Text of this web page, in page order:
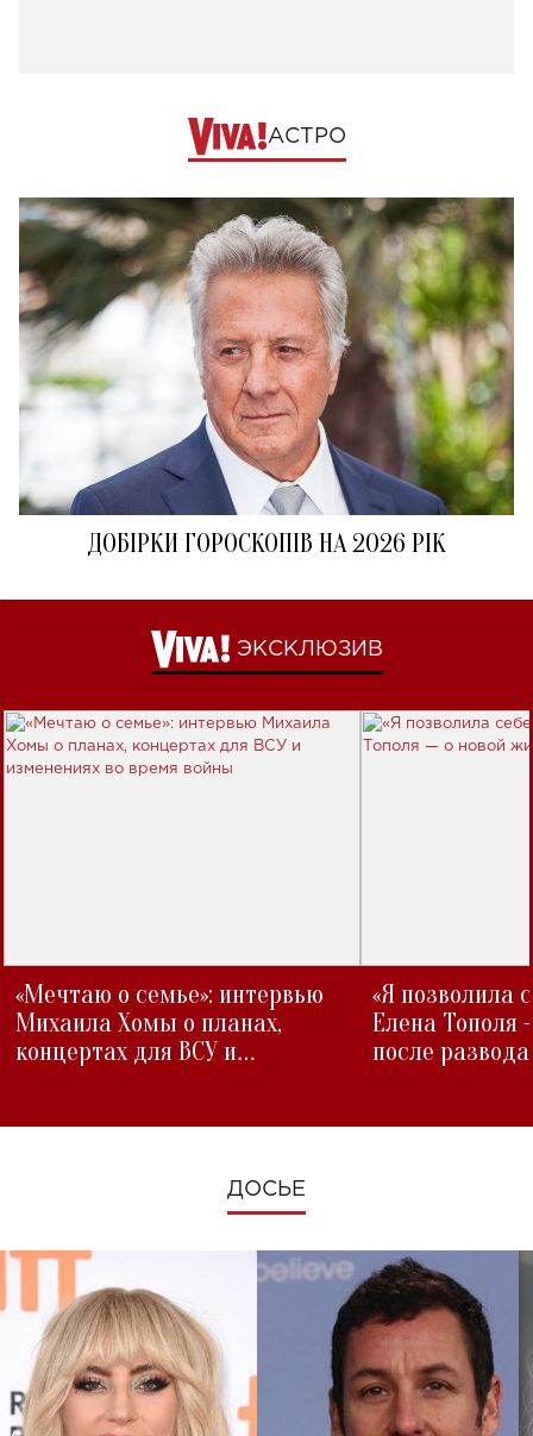
АСТРО
ДОБІРКИ ГОРОСКОПІВ НА 2026 РІК
ЭКСКЛЮЗИВ
«Мечтаю о семье»: интервью
Михаила Хомы о планах,
концертах для ВСУ и
«Я позволила
Елена Тополя
после развода
ДОСЬЕ